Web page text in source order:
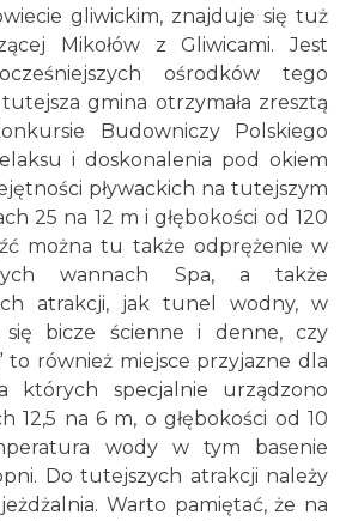
gliwickim, znajduje się tuż
Mikołów z Gliwicami. Jest
ośrodków tego
gmina otrzymała zresztą
Budowniczy Polskiego
i doskonalenia pod okiem
pływackich na tutejszym
25 na 12 m i głębokości od 120
można tu także odprężenie w
wannach Spa, a także
atrakcji, jak tunel wodny, w
bicze ścienne i denne, czy
to również miejsce przyjazne dla
których specjalnie urządzono
12,5 na 6 m, o głębokości od 10
wody w tym basenie
Do tutejszych atrakcji należy
Warto pamiętać, że na